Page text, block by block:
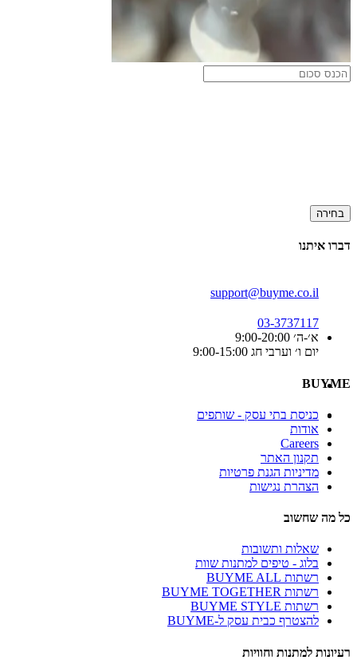
בחירה
דברו איתנו
support@buyme.co.il
03-3737117
א׳-ה׳ 9:00-20:00
יום ו׳ וערבי חג 9:00-15:00
BUYME
כניסת בתי עסק - שותפים
אודות
Careers
תקנון האתר
מדיניות הגנת פרטיות
הצהרת נגישות
כל מה שחשוב
שאלות ותשובות
בלוג - טיפים למתנות שוות
רשתות BUYME ALL
רשתות BUYME TOGETHER
רשתות BUYME STYLE
להצטרף כבית עסק ל-BUYME
רעיונות למתנות וחוויות